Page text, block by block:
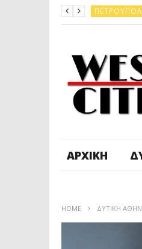
ΔΥΤΙΚΉ
ΑΡΧΙΚΉ
HOME ΔΥΤΙΚΉ